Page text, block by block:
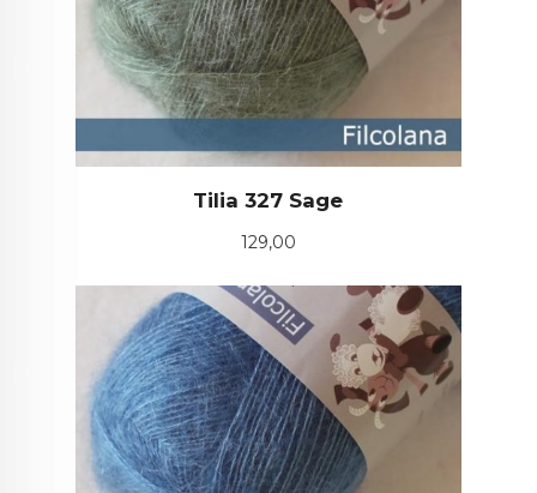
Tilia 327 Sage
Pris
129,00